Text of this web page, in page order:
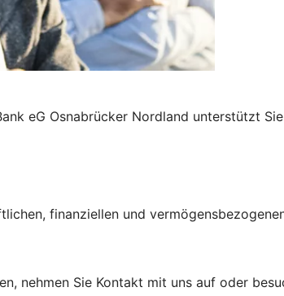
eG Osnabrücker Nordland unterstützt
finanziellen und
nehmen Sie Kontakt mit uns auf oder